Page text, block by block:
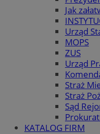
Jak
Urząd
MOPS
ZUS
Urząd
Straż
Straż
Sąd
KATALOG FIRM